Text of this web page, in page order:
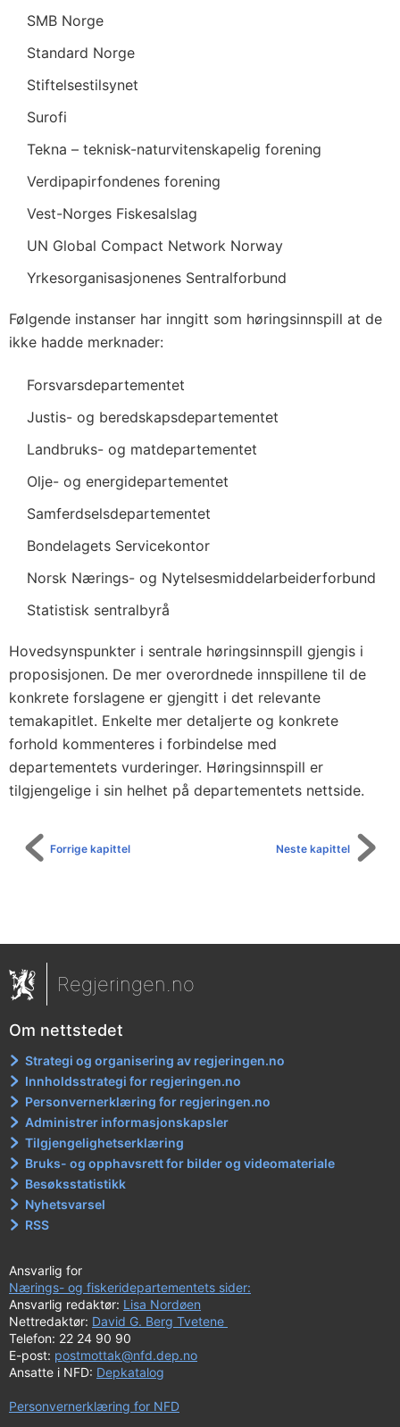
SMB Norge
Standard Norge
Stiftelsestilsynet
Surofi
Tekna – teknisk-naturvitenskapelig forening
Verdipapirfondenes forening
Vest-Norges Fiskesalslag
UN Global Compact Network Norway
Yrkesorganisasjonenes Sentralforbund
Følgende instanser har inngitt som høringsinnspill at de
ikke hadde merknader:
Forsvarsdepartementet
Justis- og beredskapsdepartementet
Landbruks- og matdepartementet
Olje- og energidepartementet
Samferdselsdepartementet
Bondelagets Servicekontor
Norsk Nærings- og Nytelsesmiddelarbeiderforbund
Statistisk sentralbyrå
Hovedsynspunkter i sentrale høringsinnspill gjengis i
proposisjonen. De mer overordnede innspillene til de
konkrete forslagene er gjengitt i det relevante
temakapitlet. Enkelte mer detaljerte og konkrete
forhold kommenteres i forbindelse med
departementets vurderinger. Høringsinnspill er
tilgjengelige i sin helhet på departementets nettside.
Neste kapittel
Forrige kapittel
Regjeringen.no
Om nettstedet
Strategi og organisering av regjeringen.no
Innholdsstrategi for regjeringen.no
Personvernerklæring for regjeringen.no
Administrer informasjonskapsler
Tilgjengelighetserklæring
Bruks- og opphavsrett for bilder og videomateriale
Besøksstatistikk
Nyhetsvarsel
RSS
Ansvarlig for
Nærings- og fiskeridepartementets sider:
Ansvarlig redaktør: Lisa Nordøen
Nettredaktør: David G. Berg Tvetene
Telefon: 22 24 90 90
E-post: postmottak@nfd.dep.no
Ansatte i NFD: Depkatalog
Personvernerklæring for NFD